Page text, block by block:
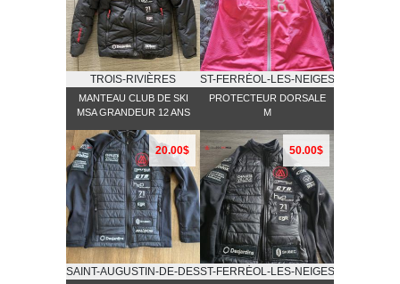
TROIS-RIVIÈRES
MANTEAU CLUB DE SKI
MSA GRANDEUR 12 ANS
ST-FERRĖOL-LES-NEIGES
PROTECTEUR DORSALE
M
20.00$
SAINT-AUGUSTIN-DE-DESMAURES
50.00$
ST-FERRĖOL-LES-NEIGES